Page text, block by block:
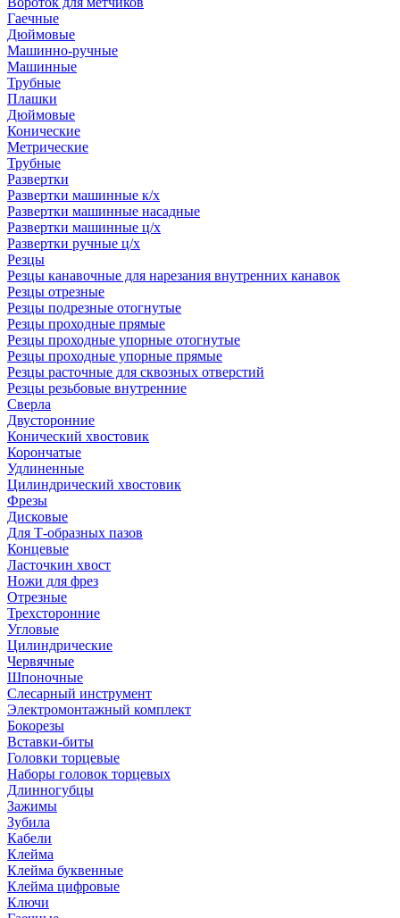
Гаечные
Дюймовые
Машинно-ручные
Машинные
Трубные
Плашки
Дюймовые
Конические
Метрические
Трубные
Развертки
Развертки машинные к/х
Развертки машинные насадные
Развертки машинные ц/х
Развертки ручные ц/х
Резцы
Резцы канавочные для нарезания внутренних канавок
Резцы отрезные
Резцы подрезные отогнутые
Резцы проходные прямые
Резцы проходные упорные отогнутые
Резцы проходные упорные прямые
Резцы расточные для сквозных отверстий
Резцы резьбовые внутренние
Сверла
Двусторонние
Конический хвостовик
Корончатые
Удлиненные
Цилиндрический хвостовик
Фрезы
Дисковые
Для Т-образных пазов
Концевые
Ласточкин хвост
Ножи для фрез
Отрезные
Трехсторонние
Угловые
Цилиндрические
Червячные
Шпоночные
Слесарный инструмент
Электромонтажный комплект
Бокорезы
Вставки-биты
Головки торцевые
Наборы головок торцевых
Длинногубцы
Зажимы
Зубила
Кабели
Клейма
Клейма буквенные
Клейма цифровые
Ключи